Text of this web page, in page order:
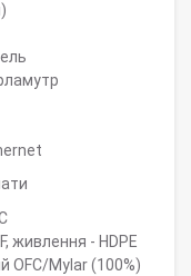
живлення - HDPE
OFC/Mylar (100%)